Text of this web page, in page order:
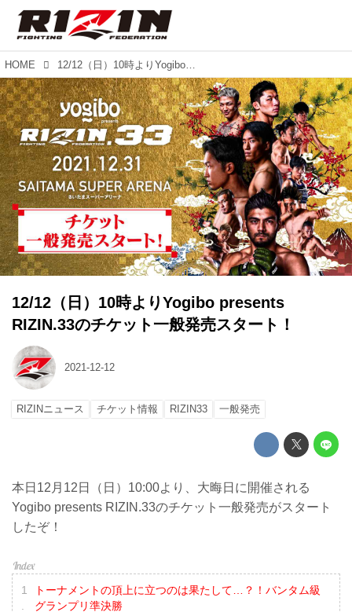
HOME 12/12（日）10時よりYogibo presents RIZIN.33のチケット一般発売スタート！
12/12（日）10時よりYogibo presents
RIZIN.33のチケット一般発売スタート！
2021-12-12
RIZINニュース チケット情報 RIZIN33 一般発売
本日12月12日（日）10:00より、大晦日に開催される
Yogibo presents RIZIN.33のチケット一般発売がスタート
したぞ！
トーナメントの頂上に立つのは果たして…？！バンタム級
グランプリ準決勝